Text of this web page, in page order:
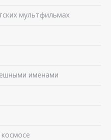
мультфильмах
именами